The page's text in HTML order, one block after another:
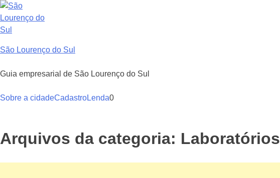
Ir
para
o
São Lourenço do Sul
Guia empresarial de São Lourenço do Sul
Sobre a cidadeCadastroLenda0
Arquivos da categoria: Laboratórios